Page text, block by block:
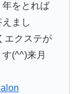
をとれば
まし
エクステが
(^^)来月